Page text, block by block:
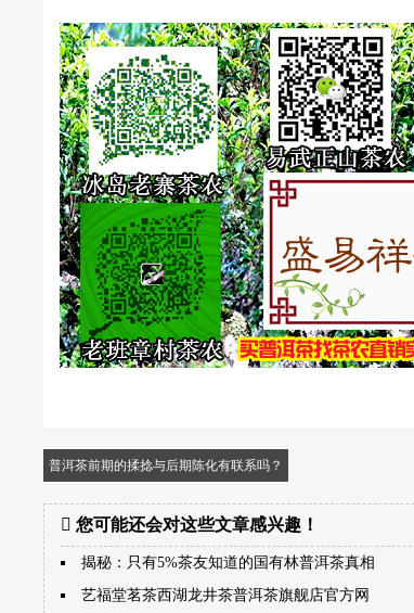
普洱茶前期的揉捻与后期陈化有联系吗？
您可能还会对这些文章感兴趣！
揭秘：只有5%茶友知道的国有林普洱茶真相
艺福堂茗茶西湖龙井茶普洱茶旗舰店官方网